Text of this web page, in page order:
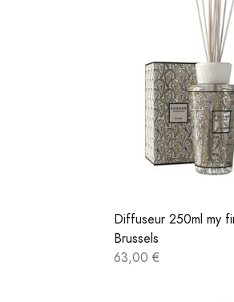
Diffuseur 250ml my
Brussels
63,00 €